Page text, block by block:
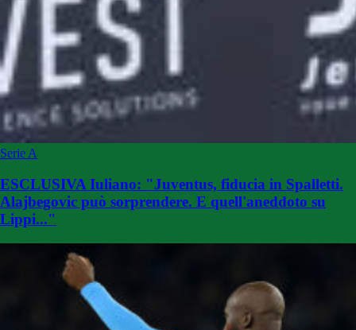
Serie A
ESCLUSIVA Iuliano: "Juventus, fiducia in Spalletti.
Alajbegovic può sorprendere. E quell'aneddoto su
Lippi..."